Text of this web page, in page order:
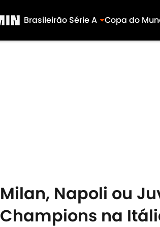
Brasileirão Série A Copa do
Milan, Napoli ou
Champions na